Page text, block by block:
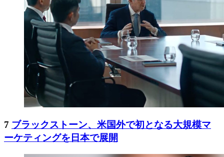
7 ブラックストーン、米国外で初となる大規模マ
ーケティングを日本で展開